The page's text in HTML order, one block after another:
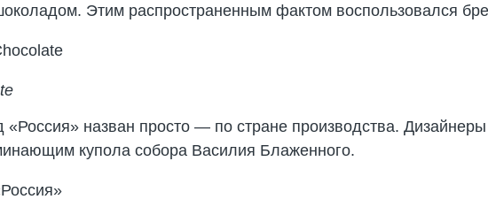
Этим распространенным фактом воспользовался
«Россия» назван просто — по стране производства.
купола собора Василия Блаженного.